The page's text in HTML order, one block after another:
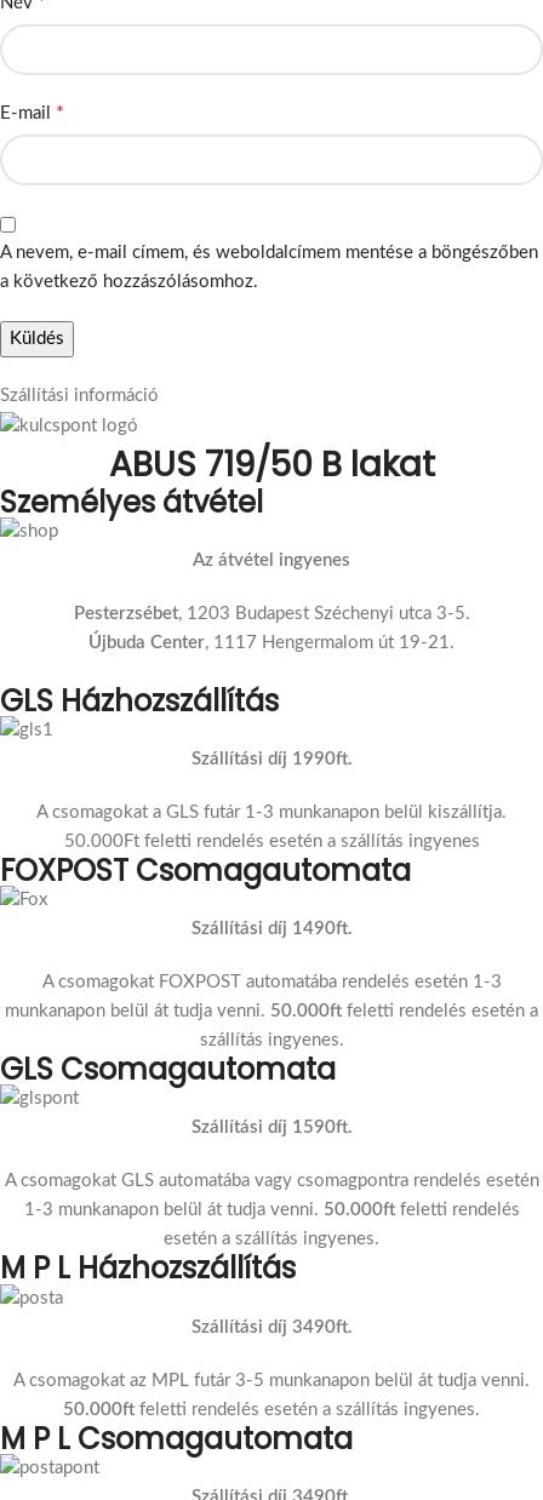
E-mail *
A nevem, e-mail címem, és weboldalcímem mentése a böngészőben
a következő hozzászólásomhoz.
Szállítási információ
ABUS 719/50 B lakat
Személyes átvétel
Az átvétel ingyenes
Pesterzsébet, 1203 Budapest Széchenyi utca 3-5.
Újbuda Center, 1117 Hengermalom út 19-21.
GLS Házhozszállítás
Szállítási díj 1990ft.
A csomagokat a GLS futár 1-3 munkanapon belül kiszállítja.
50.000Ft feletti rendelés esetén a szállítás ingyenes
FOXPOST Csomagautomata
Szállítási díj 1490ft.
A csomagokat FOXPOST automatába rendelés esetén 1-3
munkanapon belül át tudja venni. 50.000ft feletti rendelés esetén a
szállítás ingyenes.
GLS Csomagautomata
Szállítási díj 1590ft.
A csomagokat GLS automatába vagy csomagpontra rendelés esetén
1-3 munkanapon belül át tudja venni. 50.000ftfeletti rendelés
esetén a szállítás ingyenes.
M P L Házhozszállítás
Szállítási díj 3490ft.
A csomagokat az MPL futár 3-5 munkanapon belül át tudja venni.
50.000ft feletti rendelés esetén a szállítás ingyenes.
M P L Csomagautomata